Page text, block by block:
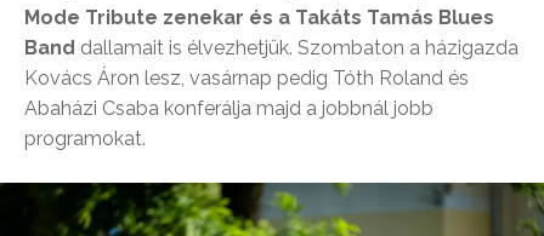
Mode Tribute zenekar és a Takáts Tamás Blues
Band dallamait is élvezhetjük. Szombaton a házigazda
Kovács Áron lesz, vasárnap pedig Tóth Roland és
Abaházi Csaba konferálja majd a jobbnál jobb
programokat.